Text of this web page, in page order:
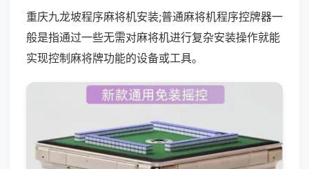
重庆九龙坡程序麻将机安装;普通麻将机程序控牌器一
般是指通过一些无需对麻将机进行复杂安装操作就能
实现控制麻将牌功能的设备或工具。